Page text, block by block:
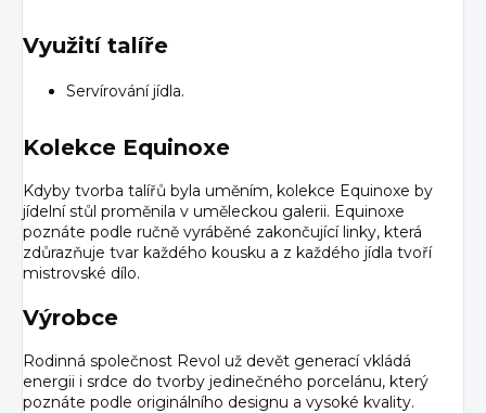
Využití talíře
Servírování jídla.
Kolekce Equinoxe
Kdyby tvorba talířů byla uměním, kolekce Equinoxe by
jídelní stůl proměnila v uměleckou galerii. Equinoxe
poznáte podle ručně vyráběné zakončující linky, která
zdůrazňuje tvar každého kousku a z každého jídla tvoří
mistrovské dílo.
Výrobce
Rodinná společnost Revol už devět generací vkládá
energii i srdce do tvorby jedinečného porcelánu, který
poznáte podle originálního designu a vysoké kvality.